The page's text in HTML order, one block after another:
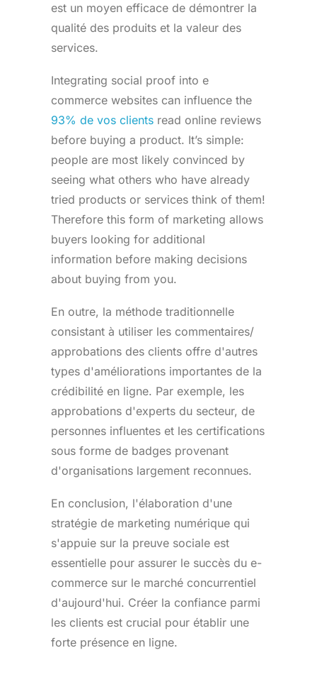
est un moyen efficace de démontrer la
qualité des produits et la valeur des
services.
Integrating social proof into e
commerce websites can influence the
93% de vos clients read online reviews
before buying a product. It’s simple:
people are most likely convinced by
seeing what others who have already
tried products or services think of them!
Therefore this form of marketing allows
buyers looking for additional
information before making decisions
about buying from you.
En outre, la méthode traditionnelle
consistant à utiliser les commentaires/
approbations des clients offre d'autres
types d'améliorations importantes de la
crédibilité en ligne. Par exemple, les
approbations d'experts du secteur, de
personnes influentes et les certifications
sous forme de badges provenant
d'organisations largement reconnues.
En conclusion, l'élaboration d'une
stratégie de marketing numérique qui
s'appuie sur la preuve sociale est
essentielle pour assurer le succès du e-
commerce sur le marché concurrentiel
d'aujourd'hui. Créer la confiance parmi
les clients est crucial pour établir une
forte présence en ligne.